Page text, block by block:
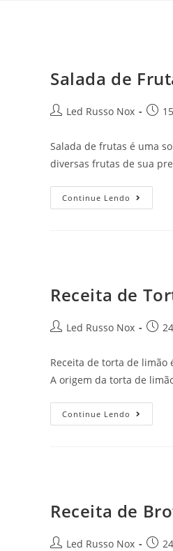
Salada de
Led Russo Nox
Salada de frutas é uma
diversas frutas de sua
Continue Lendo
Receita de
Led Russo Nox
Receita de torta de limão
A origem da torta de
Continue Lendo
Receita de
Led Russo Nox